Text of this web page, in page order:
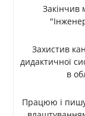
Закінчив
Захистив
дидактичної
в
Працюю і